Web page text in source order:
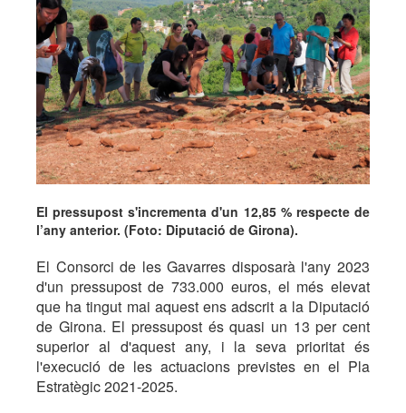
El pressupost s'incrementa d'un 12,85 % respecte de
l’any anterior. (Foto: Diputació de Girona).
El Consorci de les Gavarres disposarà l'any 2023
d'un pressupost de 733.000 euros, el més elevat
que ha tingut mai aquest ens adscrit a la Diputació
de Girona. El pressupost és quasi un 13 per cent
superior al d'aquest any, i la seva prioritat és
l'execució de les actuacions previstes en el Pla
Estratègic 2021-2025.